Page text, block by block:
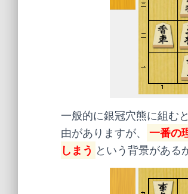
一般的に銀冠穴熊に組む
由がありますが、
一番の
しまう という背景がある